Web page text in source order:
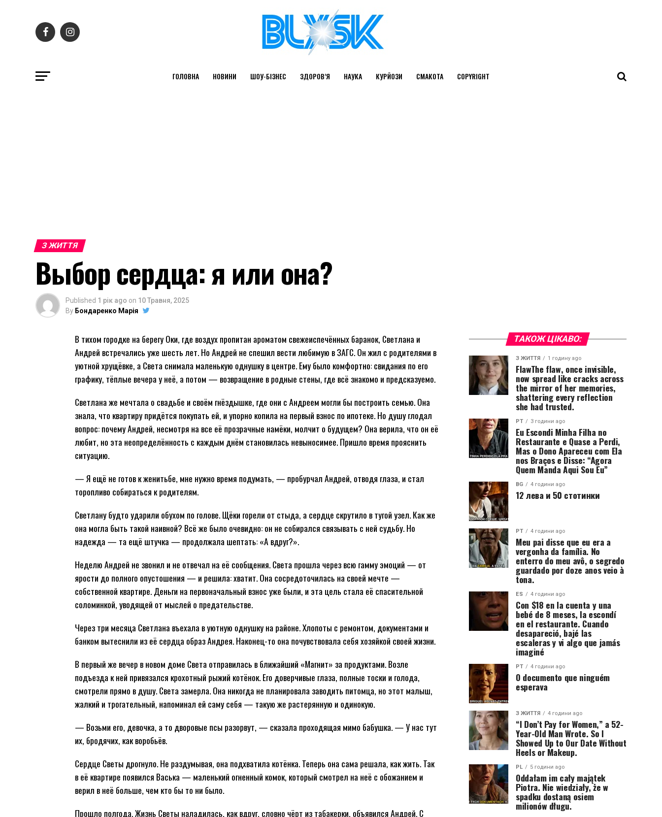
ГОЛОВНА НОВИНИ ШОУ-БІЗНЕС ЗДОРОВ’Я НАУКА КУРЙОЗИ СМАКОТА COPYRIGHT
З ЖИТТЯ
Выбор сердца: я или она?
Published 1 рік ago on 10 Травня, 2025
By Бондаренко Марія
В тихом городке на берегу Оки, где воздух пропитан ароматом свежеиспечённых баранок, Светлана и
Андрей встречались уже шесть лет. Но Андрей не спешил вести любимую в ЗАГС. Он жил с родителями в
уютной хрущёвке, а Света снимала маленькую однушку в центре. Ему было комфортно: свидания по его
графику, тёплые вечера у неё, а потом — возвращение в родные стены, где всё знакомо и предсказуемо.
Светлана же мечтала о свадьбе и своём гнёздышке, где они с Андреем могли бы построить семью. Она
знала, что квартиру придётся покупать ей, и упорно копила на первый взнос по ипотеке. Но душу глодал
вопрос: почему Андрей, несмотря на все её прозрачные намёки, молчит о будущем? Она верила, что он её
любит, но эта неопределённость с каждым днём становилась невыносимее. Пришло время прояснить
ситуацию.
— Я ещё не готов к женитьбе, мне нужно время подумать, — пробурчал Андрей, отводя глаза, и стал
торопливо собираться к родителям.
Светлану будто ударили обухом по голове. Щёки горели от стыда, а сердце скрутило в тугой узел. Как же
она могла быть такой наивной? Всё же было очевидно: он не собирался связывать с ней судьбу. Но
надежда — та ещё штучка — продолжала шептать: «А вдруг?».
Неделю Андрей не звонил и не отвечал на её сообщения. Света прошла через всю гамму эмоций — от
ярости до полного опустошения — и решила: хватит. Она сосредоточилась на своей мечте —
собственной квартире. Деньги на первоначальный взнос уже были, и эта цель стала её спасительной
соломинкой, уводящей от мыслей о предательстве.
Через три месяца Светлана въехала в уютную однушку на районе. Хлопоты с ремонтом, документами и
банком вытеснили из её сердца образ Андрея. Наконец-то она почувствовала себя хозяйкой своей жизни.
В первый же вечер в новом доме Света отправилась в ближайший «Магнит» за продуктами. Возле
подъезда к ней привязался крохотный рыжий котёнок. Его доверчивые глаза, полные тоски и голода,
смотрели прямо в душу. Света замерла. Она никогда не планировала заводить питомца, но этот малыш,
жалкий и трогательный, напоминал ей саму себя — такую же растерянную и одинокую.
— Возьми его, девочка, а то дворовые псы разорвут, — сказала проходящая мимо бабушка. — У нас тут
их, бродячих, как воробьёв.
Сердце Светы дрогнуло. Не раздумывая, она подхватила котёнка. Теперь она сама решала, как жить. Так
в её квартире появился Васька — маленький огненный комок, который смотрел на неё с обожанием и
верил в неё больше, чем кто бы то ни было.
Прошло полгода. Жизнь Светы наладилась, как вдруг, словно чёрт из табакерки, объявился Андрей. С
ТАКОЖ ЦІКАВО:
З ЖИТТЯ 1 годину ago
FlawThe flaw, once invisible,
now spread like cracks across
the mirror of her memories,
shattering every reflection
she had trusted.
PT 3 години ago
Eu Escondi Minha Filha no
Restaurante e Quase a Perdi,
Mas o Dono Apareceu com Ela
nos Braços e Disse: “Agora
Quem Manda Aqui Sou Eu”
BG 4 години ago
12 лева и 50 стотинки
PT 4 години ago
Meu pai disse que eu era a
vergonha da família. No
enterro do meu avô, o segredo
guardado por doze anos veio à
tona.
ES 4 години ago
Con $18 en la cuenta y una
bebé de 8 meses, la escondí
en el restaurante. Cuando
desapareció, bajé las
escaleras y vi algo que jamás
imaginé
PT 4 години ago
O documento que ninguém
esperava
З ЖИТТЯ 4 години ago
“I Don’t Pay for Women,” a 52-
Year-Old Man Wrote. So I
Showed Up to Our Date Without
Heels or Makeup.
PL 5 години ago
Oddałam im cały majątek
Piotra. Nie wiedziały, że w
spadku dostaną osiem
milionów długu.